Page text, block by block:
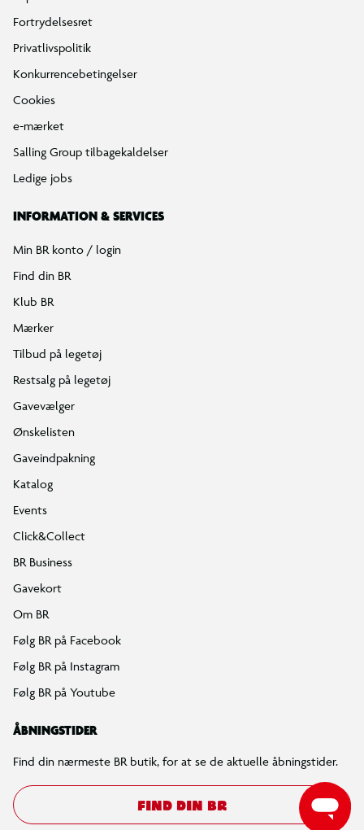
Fortrydelsesret
Privatlivspolitik
Konkurrencebetingelser
Cookies
e-mærket
Salling Group tilbagekaldelser
Ledige jobs
INFORMATION & SERVICES
Min BR konto / login
Find din BR
Klub BR
Mærker
Tilbud på legetøj
Restsalg på legetøj
Gavevælger
Ønskelisten
Gaveindpakning
Katalog
Events
Click&Collect
BR Business
Gavekort
Om BR
Følg BR på Facebook
Følg BR på Instagram
Følg BR på Youtube
ÅBNINGSTIDER
Find din nærmeste BR butik, for at se de aktuelle åbningstider.
FIND DIN BR